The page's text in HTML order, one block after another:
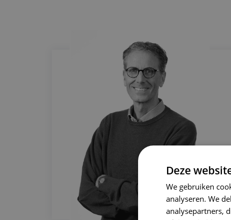
Deze
We gebruiken
analyseren. We
analysepartners,